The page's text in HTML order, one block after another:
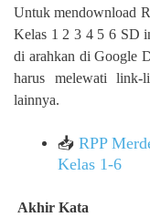
Untuk mendownload
Kelas 1 2 3 4 5 6 SD
di arahkan di Google
harus melewati link-
lainnya.
📥 RPP
Kelas 1-6
Akhir Kata